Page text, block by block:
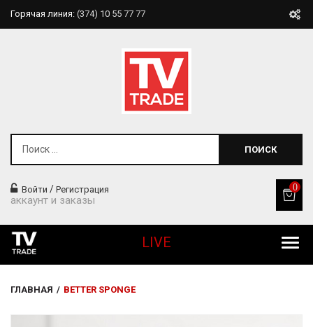
Горячая линия: (374) 10 55 77 77
ПОИСК
Войти / Регистрация
аккаунт и заказы
0
LIVE
ГЛАВНАЯ / BETTER SPONGE